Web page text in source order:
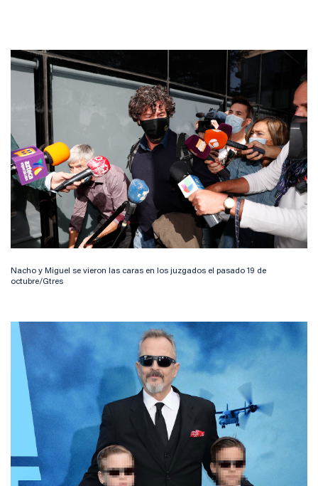
Nacho y Miguel se vieron las caras en los juzgados el pasado 19 de
octubre/Gtres